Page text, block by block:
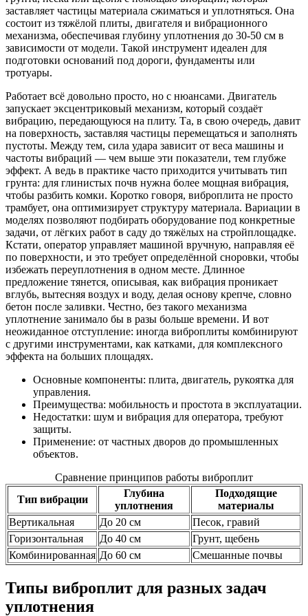
заставляет частицы материала сжиматься и уплотняться. Она
состоит из тяжёлой плиты, двигателя и вибрационного
механизма, обеспечивая глубину уплотнения до 30-50 см в
зависимости от модели. Такой инструмент идеален для
подготовки оснований под дороги, фундаменты или
тротуары.
Работает всё довольно просто, но с нюансами. Двигатель
запускает эксцентриковый механизм, который создаёт
вибрацию, передающуюся на плиту. Та, в свою очередь, давит
на поверхность, заставляя частицы перемещаться и заполнять
пустоты. Между тем, сила удара зависит от веса машины и
частоты вибраций — чем выше эти показатели, тем глубже
эффект. А ведь в практике часто приходится учитывать тип
грунта: для глинистых почв нужна более мощная вибрация,
чтобы разбить комки. Коротко говоря, виброплита не просто
трамбует, она оптимизирует структуру материала. Вариации в
моделях позволяют подбирать оборудование под конкретные
задачи, от лёгких работ в саду до тяжёлых на стройплощадке.
Кстати, оператор управляет машиной вручную, направляя её
по поверхности, и это требует определённой сноровки, чтобы
избежать переуплотнения в одном месте. Длинное
предложение тянется, описывая, как вибрация проникает
вглубь, вытесняя воздух и воду, делая основу крепче, словно
бетон после заливки. Честно, без такого механизма
уплотнение занимало бы в разы больше времени. И вот
неожиданное отступление: иногда виброплиты комбинируют
с другими инструментами, как катками, для комплексного
эффекта на больших площадях.
Основные компоненты: плита, двигатель, рукоятка для
управления.
Преимущества: мобильность и простота в эксплуатации.
Недостатки: шум и вибрация для оператора, требуют
защиты.
Применение: от частных дворов до промышленных
объектов.
Сравнение принципов работы виброплит
Тип вибрации
Глубина
уплотнения
Подходящие
материалы
Вертикальная
До 20 см
Песок, гравий
Горизонтальная
До 40 см
Грунт, щебень
Комбинированная До 60 см Смешанные почвы
Типы виброплит для разных задач
уплотнения